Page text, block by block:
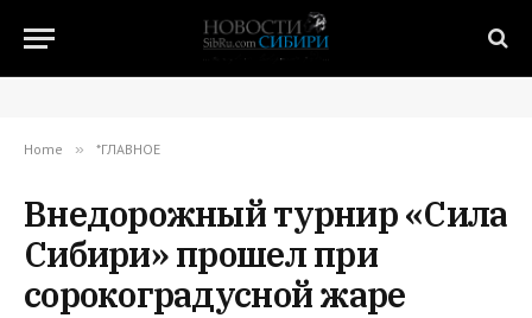
Home » *ГЛАВНОЕ
Внедорожный турнир «Сила
Сибири» прошел при
сорокоградусной жаре